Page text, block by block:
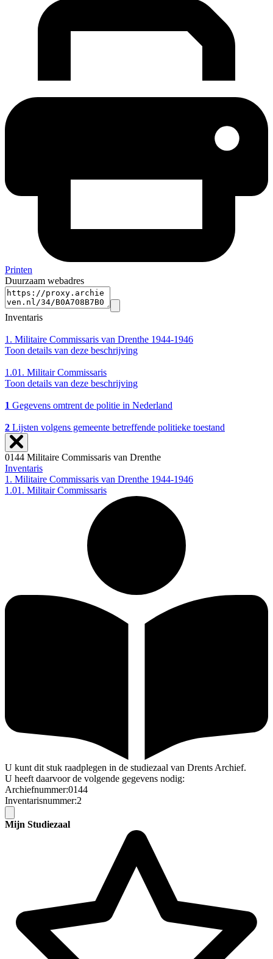
Printen
Duurzaam webadres
Inventaris
1. Militaire Commissaris van Drenthe 1944-1946
Toon details van deze beschrijving
1.01. Militair Commissaris
Toon details van deze beschrijving
1 Gegevens omtrent de politie in Nederland
2 Lijsten volgens gemeente betreffende politieke toestand
0144 Militaire Commissaris van Drenthe
Inventaris
1. Militaire Commissaris van Drenthe 1944-1946
1.01. Militair Commissaris
U kunt dit stuk raadplegen in de studiezaal van Drents Archief.
U heeft daarvoor de volgende gegevens nodig:
Archiefnummer:0144
Inventarisnummer:2
Mijn Studiezaal